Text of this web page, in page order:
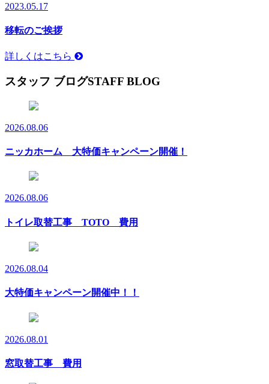
2023.05.17
移転のご挨拶
詳しくはこちら
スタッフ ブログSTAFF BLOG
2026.08.06
ニッカホーム 大特価キャンペーン開催！
2026.08.06
トイレ取替工事 TOTO 費用
2026.08.04
大特価キャンペーン開催中！！
2026.08.01
窓取替工事 費用